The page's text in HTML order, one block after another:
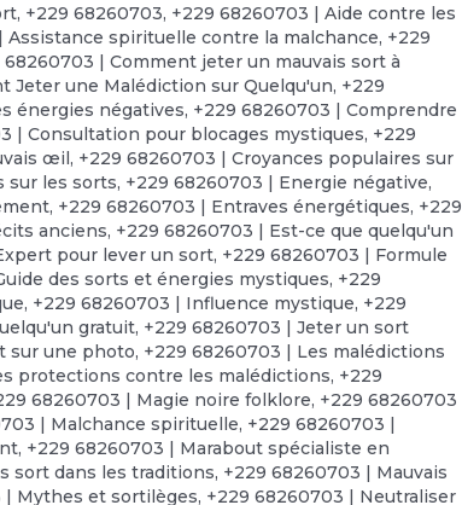
, +229 68260703, +229 68260703 | Aide contre les
Assistance spirituelle contre la malchance, +229
68260703 | Comment jeter un mauvais sort à
Jeter une Malédiction sur Quelqu'un, +229
énergies négatives, +229 68260703 | Comprendre
| Consultation pour blocages mystiques, +229
œil, +229 68260703 | Croyances populaires sur
sur les sorts, +229 68260703 | Energie négative,
, +229 68260703 | Entraves énergétiques, +229
anciens, +229 68260703 | Est-ce que quelqu'un
pour lever un sort, +229 68260703 | Formule
des sorts et énergies mystiques, +229
, +229 68260703 | Influence mystique, +229
gratuit, +229 68260703 | Jeter un sort
sur une photo, +229 68260703 | Les malédictions
protections contre les malédictions, +229
68260703 | Magie noire folklore, +229 68260703
| Malchance spirituelle, +229 68260703 |
, +229 68260703 | Marabout spécialiste en
sort dans les traditions, +229 68260703 | Mauvais
| Mythes et sortilèges, +229 68260703 | Neutraliser